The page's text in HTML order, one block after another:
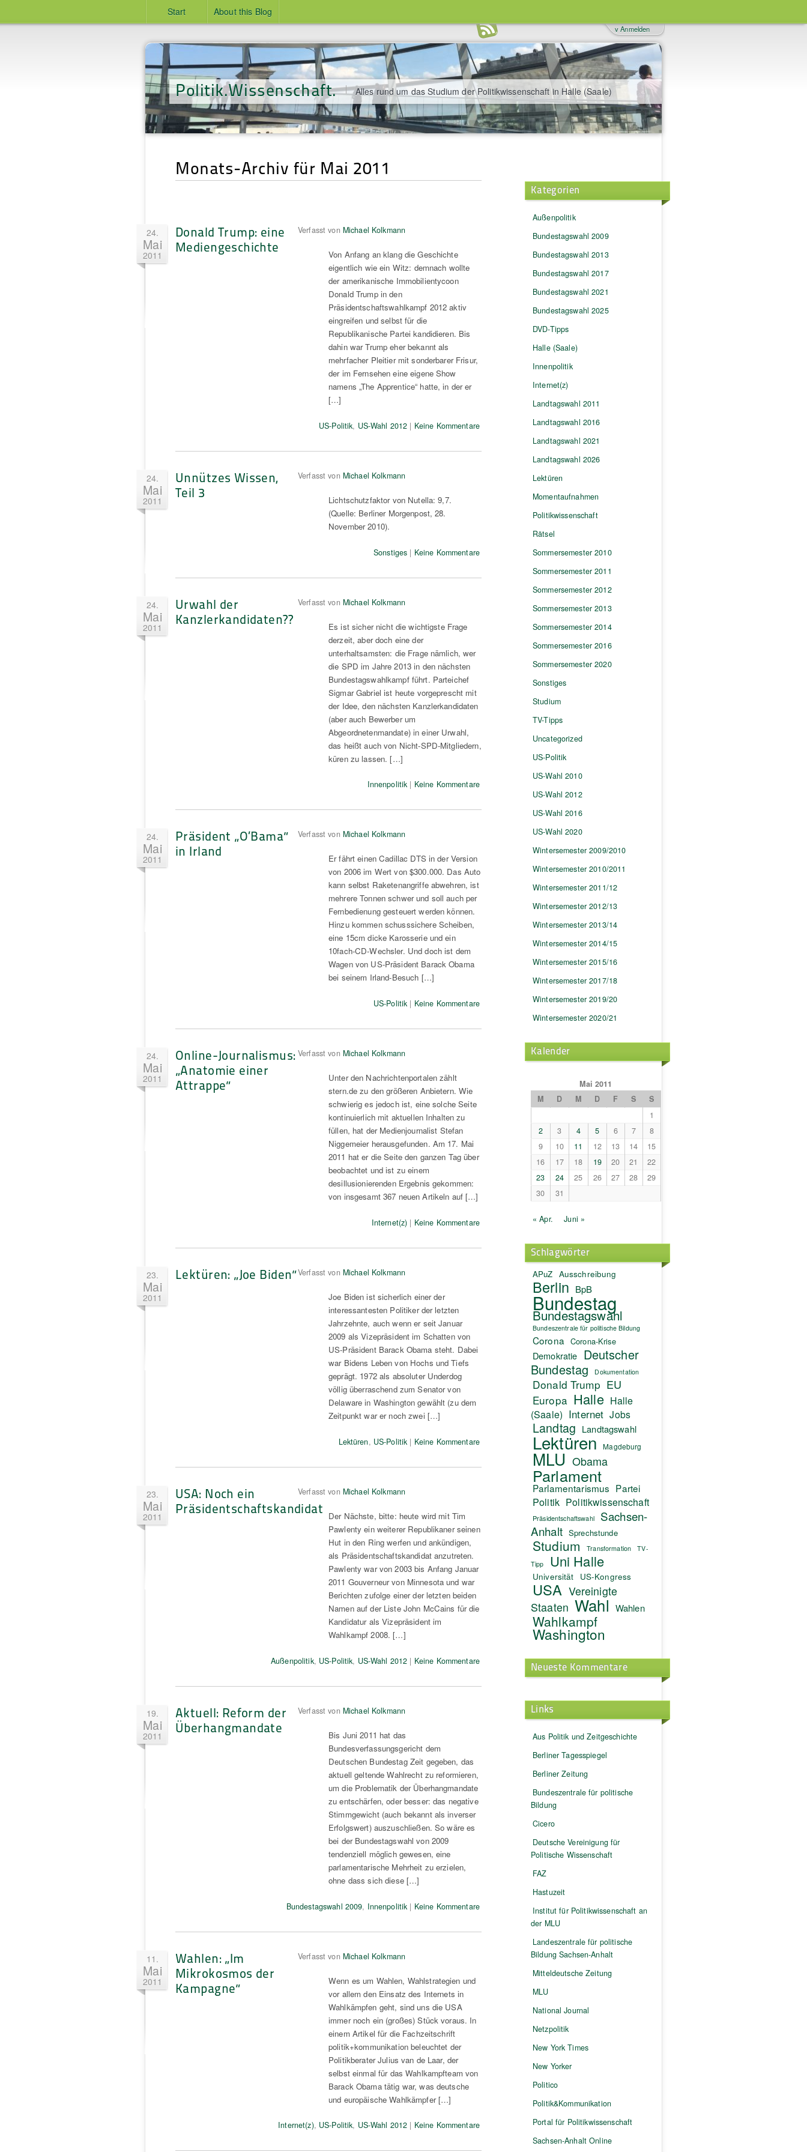
Start About this Blog
Politik.Wissenschaft. Alles rund um das Studium der Politikwissenschaft in Halle (Saale)
v Anmelden
Monats-Archiv für Mai 2011
24.
Mai
2011
Donald Trump: eine
Mediengeschichte
Verfasst von Michael Kolkmann
Von Anfang an klang die Geschichte
eigentlich wie ein Witz: demnach wollte
der amerikanische Immobilientycoon
Donald Trump in den
Präsidentschaftswahlkampf 2012 aktiv
eingreifen und selbst für die
Republikanische Partei kandidieren. Bis
dahin war Trump eher bekannt als
mehrfacher Pleitier mit sonderbarer Frisur,
der im Fernsehen eine eigene Show
namens „The Apprentice“ hatte, in der er
[…]
US-Politik, US-Wahl 2012 | Keine Kommentare
24.
Mai
2011
Unnützes Wissen,
Teil 3
Verfasst von Michael Kolkmann
Lichtschutzfaktor von Nutella: 9,7.
(Quelle: Berliner Morgenpost, 28.
November 2010).
Sonstiges | Keine Kommentare
24.
Mai
2011
Urwahl der
Kanzlerkandidaten??
Verfasst von Michael Kolkmann
Es ist sicher nicht die wichtigste Frage
derzeit, aber doch eine der
unterhaltsamsten: die Frage nämlich, wer
die SPD im Jahre 2013 in den nächsten
Bundestagswahlkampf führt. Parteichef
Sigmar Gabriel ist heute vorgeprescht mit
der Idee, den nächsten Kanzlerkandidaten
(aber auch Bewerber um
Abgeordnetenmandate) in einer Urwahl,
das heißt auch von Nicht-SPD-Mitgliedern,
küren zu lassen. […]
Innenpolitik | Keine Kommentare
24.
Mai
2011
Präsident „O’Bama“
in Irland
Verfasst von Michael Kolkmann
Er fährt einen Cadillac DTS in der Version
von 2006 im Wert von $300.000. Das Auto
kann selbst Raketenangriffe abwehren, ist
mehrere Tonnen schwer und soll auch per
Fernbedienung gesteuert werden können.
Hinzu kommen schusssichere Scheiben,
eine 15cm dicke Karosserie und ein
10fach-CD-Wechsler. Und doch ist dem
Wagen von US-Präsident Barack Obama
bei seinem Irland-Besuch […]
US-Politik | Keine Kommentare
24.
Mai
2011
Online-Journalismus:
„Anatomie einer
Attrappe“
Verfasst von Michael Kolkmann
Unter den Nachrichtenportalen zählt
stern.de zu den größeren Anbietern. Wie
schwierig es jedoch ist, eine solche Seite
kontinuierlich mit aktuellen Inhalten zu
füllen, hat der Medienjournalist Stefan
Niggemeier herausgefunden. Am 17. Mai
2011 hat er die Seite den ganzen Tag über
beobachtet und ist zu einem
desillusionierenden Ergebnis gekommen:
von insgesamt 367 neuen Artikeln auf […]
Internet(z) | Keine Kommentare
23.
Mai
2011
Lektüren: „Joe Biden“Verfasst von Michael Kolkmann
Joe Biden ist sicherlich einer der
interessantesten Politiker der letzten
Jahrzehnte, auch wenn er seit Januar
2009 als Vizepräsident im Schatten von
US-Präsident Barack Obama steht. Dabei
war Bidens Leben von Hochs und Tiefs
geprägt. 1972 als absoluter Underdog
völlig überraschend zum Senator von
Delaware in Washington gewählt (zu dem
Zeitpunkt war er noch zwei […]
Lektüren, US-Politik | Keine Kommentare
23.
Mai
2011
USA: Noch ein
Präsidentschaftskandidat
Verfasst von Michael Kolkmann
Der Nächste, bitte: heute wird mit Tim
Pawlenty ein weiterer Republikaner seinen
Hut in den Ring werfen und ankündigen,
als Präsidentschaftskandidat anzutreten.
Pawlenty war von 2003 bis Anfang Januar
2011 Gouverneur von Minnesota und war
Berichten zufolge einer der letzten beiden
Namen auf der Liste John McCains für die
Kandidatur als Vizepräsident im
Wahlkampf 2008. […]
Außenpolitik, US-Politik, US-Wahl 2012 | Keine Kommentare
19.
Mai
2011
Aktuell: Reform der
Überhangmandate
Verfasst von Michael Kolkmann
Bis Juni 2011 hat das
Bundesverfassungsgericht dem
Deutschen Bundestag Zeit gegeben, das
aktuell geltende Wahlrecht zu reformieren,
um die Problematik der Überhangmandate
zu entschärfen, oder besser: das negative
Stimmgewicht (auch bekannt als inverser
Erfolgswert) auszuschließen. So wäre es
bei der Bundestagswahl von 2009
tendenziell möglich gewesen, eine
parlamentarische Mehrheit zu erzielen,
ohne dass sich diese […]
Bundestagswahl 2009, Innenpolitik | Keine Kommentare
11.
Mai
2011
Wahlen: „Im
Mikrokosmos der
Kampagne“
Verfasst von Michael Kolkmann
Wenn es um Wahlen, Wahlstrategien und
vor allem den Einsatz des Internets in
Wahlkämpfen geht, sind uns die USA
immer noch ein (großes) Stück voraus. In
einem Artikel für die Fachzeitschrift
politik+kommunikation beleuchtet der
Politikberater Julius van de Laar, der
selbst einmal für das Wahlkampfteam von
Barack Obama tätig war, was deutsche
und europäische Wahlkämpfer […]
Internet(z), US-Politik, US-Wahl 2012 | Keine Kommentare
Kategorien
Außenpolitik
Bundestagswahl 2009
Bundestagswahl 2013
Bundestagswahl 2017
Bundestagswahl 2021
Bundestagswahl 2025
DVD-Tipps
Halle (Saale)
Innenpolitik
Internet(z)
Landtagswahl 2011
Landtagswahl 2016
Landtagswahl 2021
Landtagswahl 2026
Lektüren
Momentaufnahmen
Politikwissenschaft
Rätsel
Sommersemester 2010
Sommersemester 2011
Sommersemester 2012
Sommersemester 2013
Sommersemester 2014
Sommersemester 2016
Sommersemester 2020
Sonstiges
Studium
TV-Tipps
Uncategorized
US-Politik
US-Wahl 2010
US-Wahl 2012
US-Wahl 2016
US-Wahl 2020
Wintersemester 2009/2010
Wintersemester 2010/2011
Wintersemester 2011/12
Wintersemester 2012/13
Wintersemester 2013/14
Wintersemester 2014/15
Wintersemester 2015/16
Wintersemester 2017/18
Wintersemester 2019/20
Wintersemester 2020/21
Kalender
Mai 2011
M
D M D F S
S
1
2
3 4 5 6 7
8
9
10 11 12 13 14
15
16
17 18 19 20 21
22
23
24 25 26 27 28
29
30
31
« Apr. Juni »
Schlagwörter
APuZ Ausschreibung
Berlin BpB
Bundestag
Bundestagswahl
Bundeszentrale für politische Bildung
Corona Corona-Krise
Demokratie Deutscher
Bundestag
Dokumentation
Donald Trump EU
Europa Halle Halle
(Saale) Internet Jobs
Landtag Landtagswahl
Lektüren Magdeburg
MLU Obama
Parlament
Parlamentarismus Partei
Politik Politikwissenschaft
Präsidentschaftswahl
Sachsen-
Anhalt Sprechstunde
Studium Transformation
TV-
Tipp
Uni Halle
Universität US-Kongress
USA Vereinigte
Staaten Wahl Wahlen
Wahlkampf
Washington
Neueste Kommentare
Links
Aus Politik und Zeitgeschichte
Berliner Tagesspiegel
Berliner Zeitung
Bundeszentrale für politische
Bildung
Cicero
Deutsche Vereinigung für
Politische Wissenschaft
FAZ
Hastuzeit
Institut für Politikwissenschaft an
der MLU
Landeszentrale für politische
Bildung Sachsen-Anhalt
Mitteldeutsche Zeitung
MLU
National Journal
Netzpolitik
New York Times
New Yorker
Politico
Politik&Kommunikation
Portal für Politikwissenschaft
Sachsen-Anhalt Online